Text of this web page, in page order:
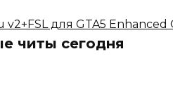
читы сегодня